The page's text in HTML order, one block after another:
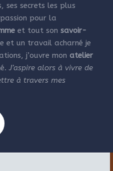
ses secrets les plus
pour la
et tout son savoir-
et un travail acharné je
j’ouvre mon atelier
J’aspire alors à vivre de
à travers mes